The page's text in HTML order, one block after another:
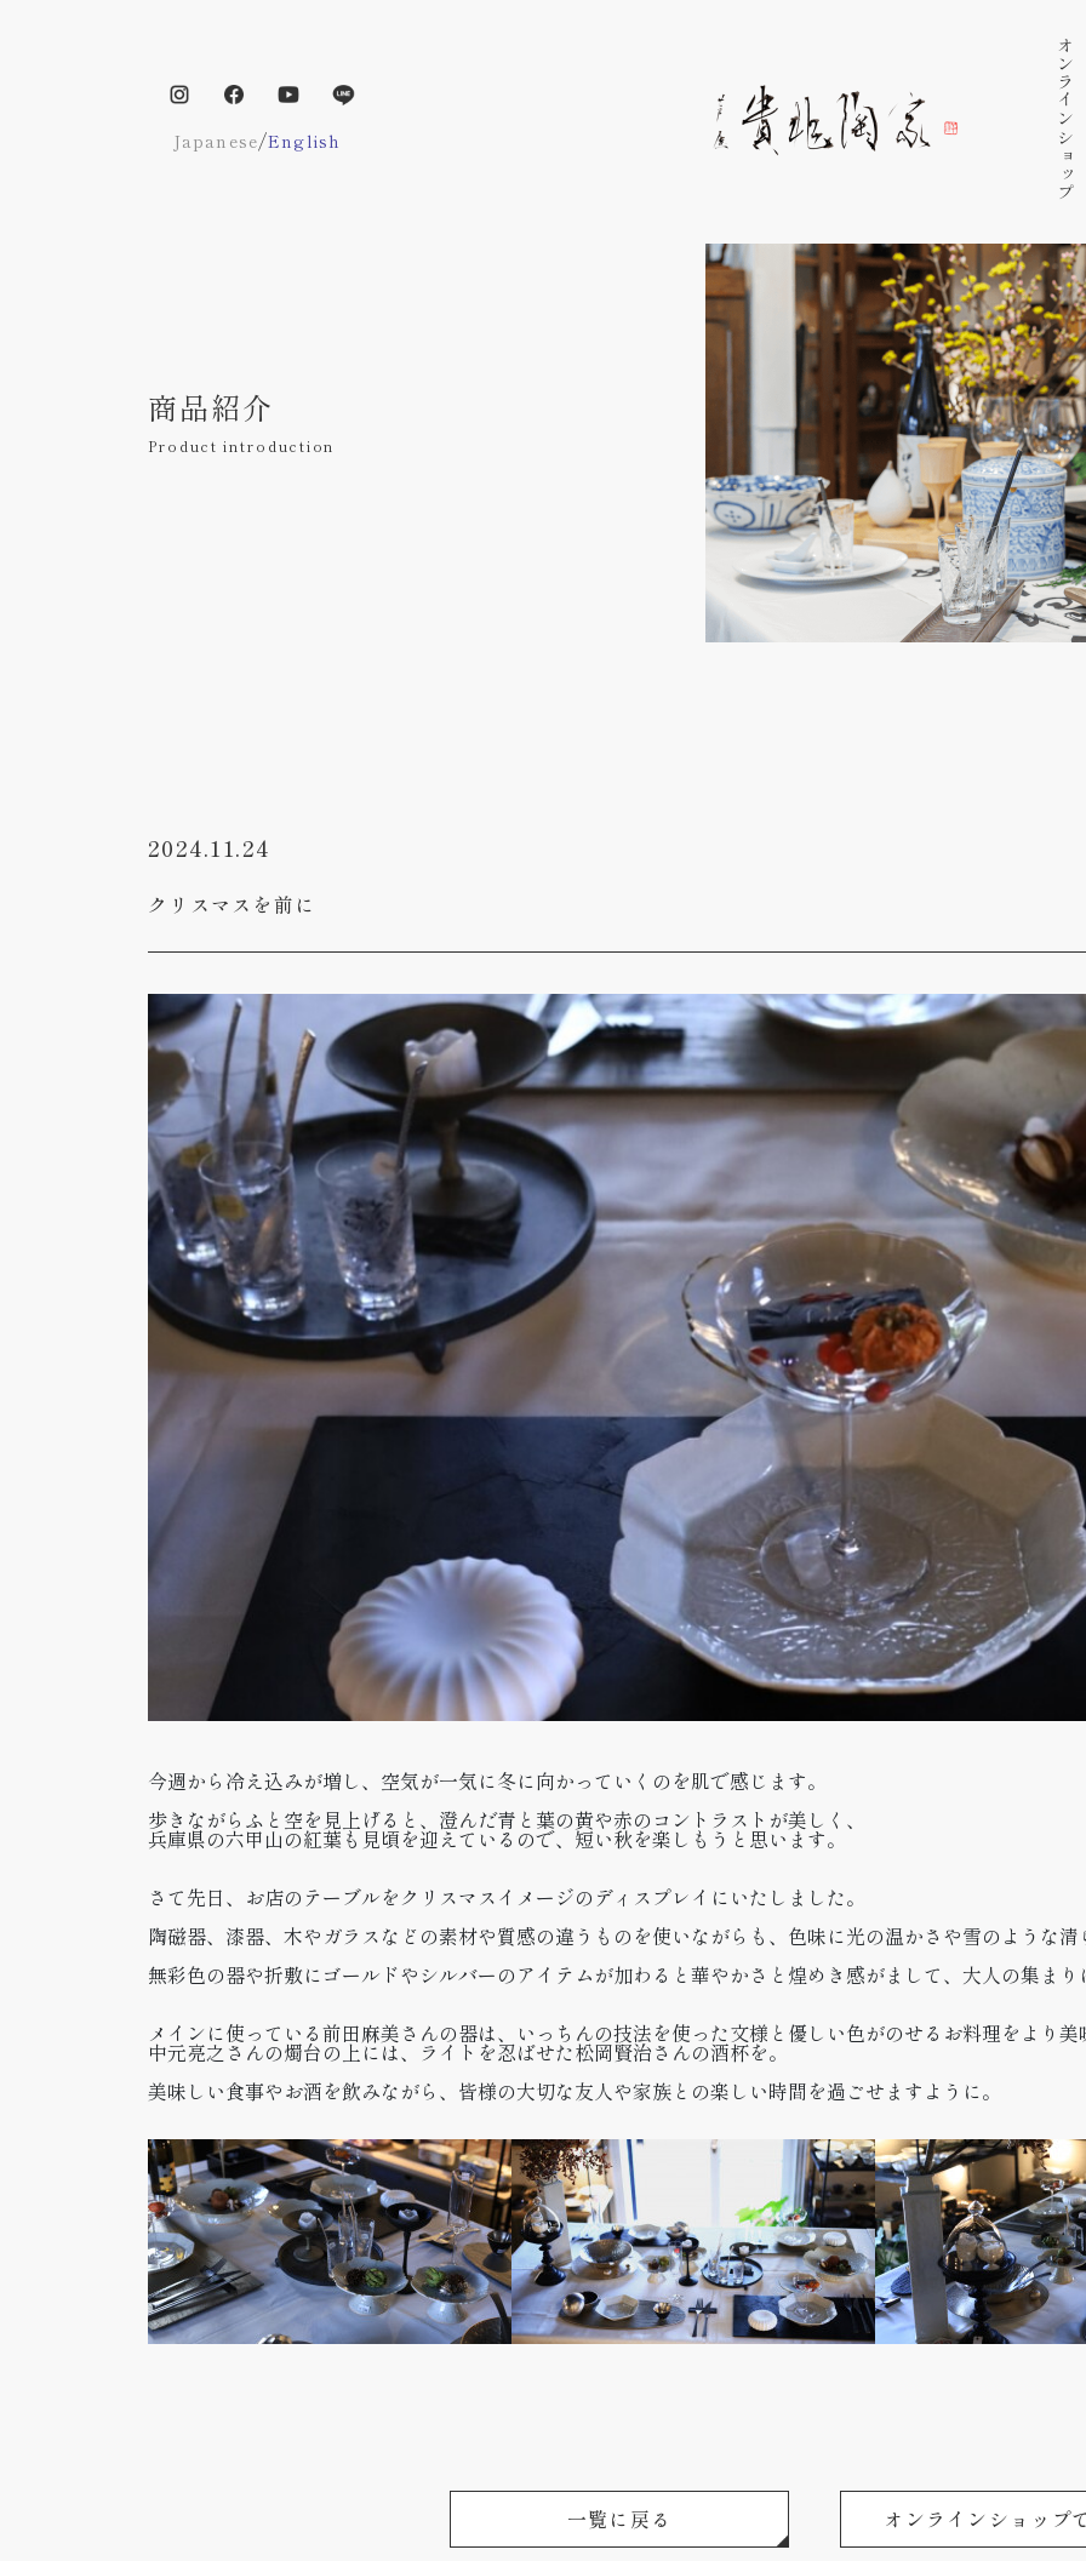
Japanese/English オンラインショップ
商品紹介
Product introduction
2024.11.24
クリスマスを前に
今週から冷え込みが増し、空気が一気に冬に向かっていくのを肌で感じます。
歩きながらふと空を見上げると、澄んだ青と葉の黄や赤のコントラストが美しく、
兵庫県の六甲山の紅葉も見頃を迎えているので、短い秋を楽しもうと思います。
さて先日、お店のテーブルをクリスマスイメージのディスプレイにいたしました。
陶磁器、漆器、木やガラスなどの素材や質感の違うものを使いながらも、色味に光の温かさや雪のような
無彩色の器や折敷にゴールドやシルバーのアイテムが加わると華やかさと煌めき感がまして、大人の集ま
メインに使っている前田麻美さんの器は、いっちんの技法を使った文様と優しい色がのせるお料理をより
中元亮之さんの燭台の上には、ライトを忍ばせた松岡賢治さんの酒杯を。
美味しい食事やお酒を飲みながら、皆様の大切な友人や家族との楽しい時間を過ごせますように。
一覧に戻る オンラインショップ